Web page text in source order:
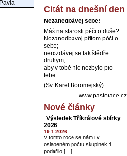
Pavla
Citát na dnešní den
Nezanedbávej sebe!
Máš na starosti péči o duše?
Nezanedbávej přitom péči o
sebe;
nerozdávej se tak štědře
druhým,
aby v tobě nic nezbylo pro
tebe.
(Sv. Karel Boromejský)
www.pastorace.cz
Nové články
Výsledek Tříkrálové sbírky
2026
19.1.2026
V tomto roce se nám i v
oslabeném počtu skupinek 4
podařilo […]